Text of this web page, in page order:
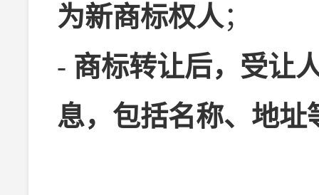
为新商标权人；
- 商标转让后，受让
息，包括名称、地址